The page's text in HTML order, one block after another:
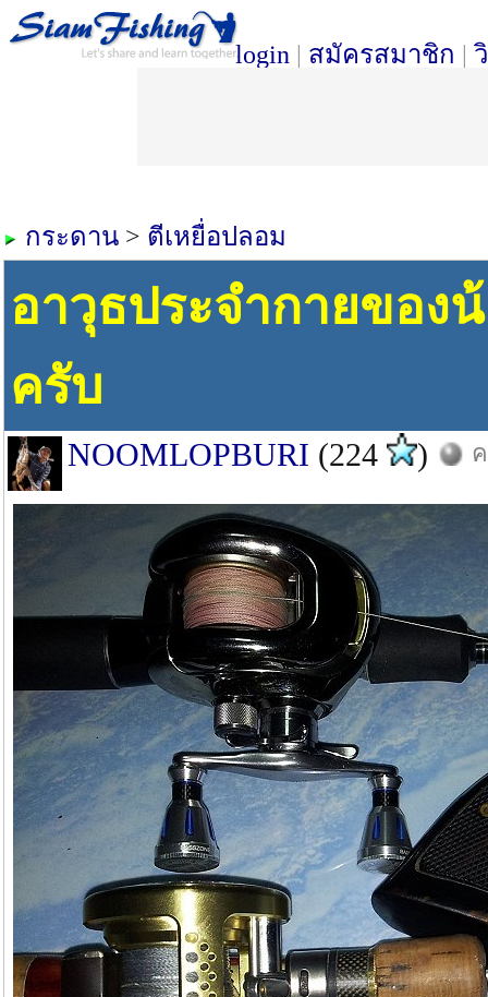
login | สมัครสมาชิก |
กระดาน > ตีเหยื่อปลอม
อาวุธประจำกายของ
ครับ
NOOMLOPBURI (224 )